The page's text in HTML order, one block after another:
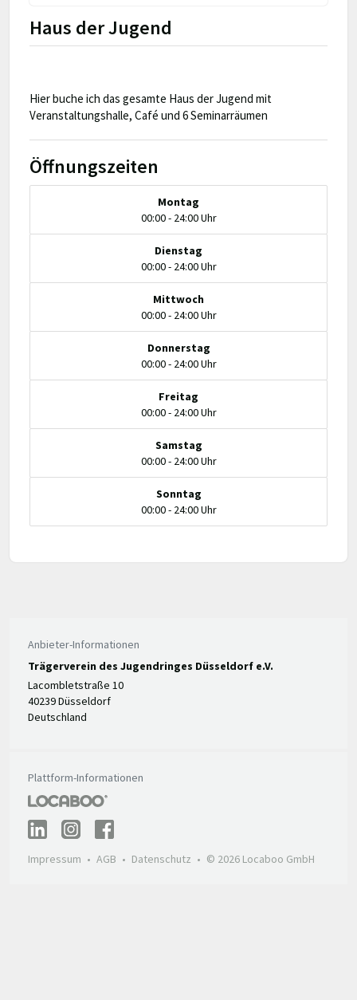
Haus der Jugend
Hier buche ich das gesamte Haus der Jugend mit
Veranstaltungshalle, Café und 6 Seminarräumen
Öffnungszeiten
Montag
00:00 - 24:00 Uhr
Dienstag
00:00 - 24:00 Uhr
Mittwoch
00:00 - 24:00 Uhr
Donnerstag
00:00 - 24:00 Uhr
Freitag
00:00 - 24:00 Uhr
Samstag
00:00 - 24:00 Uhr
Sonntag
00:00 - 24:00 Uhr
Anbieter-Informationen
Trägerverein des Jugendringes Düsseldorf e.V.
Lacombletstraße 10
40239 Düsseldorf
Deutschland
Plattform-Informationen
Impressum AGB Datenschutz © 2026 Locaboo GmbH